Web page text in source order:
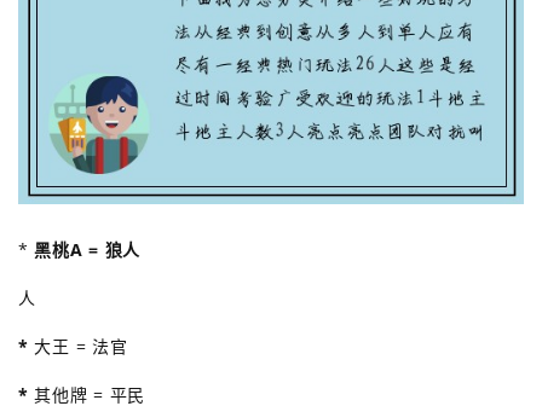
*黑桃A = 狼人
人
*大王 = 法官
*其他牌 = 平民